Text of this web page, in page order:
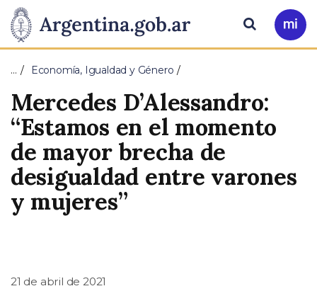
Presidencia
de
la
Nación
Pasar al contenido principal
Ir
a
Buscar
… Economía, Igualdad y Género
Mercedes D’Alessandro:
“Estamos en el momento
de mayor brecha de
desigualdad entre varones
y mujeres”
21 de abril de 2021